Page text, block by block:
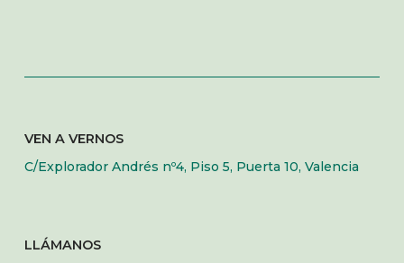
VEN A VERNOS
C/Explorador Andrés nº4, Piso 5, Puerta 10, Valencia
LLÁMANOS